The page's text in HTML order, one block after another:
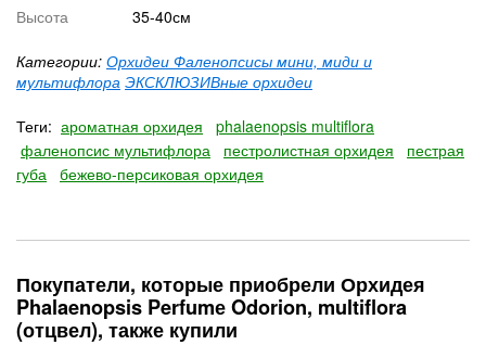
Высота
35-40см
Категории: Орхидеи Фаленопсисы мини, миди и
мультифлора ЭКСКЛЮЗИВные орхидеи
Теги: ароматная орхидея
phalaenopsis multiflora
фаленопсис мультифлора
пестролистная орхидея
пестрая
губа
бежево-персиковая орхидея
Покупатели, которые приобрели Орхидея
Phalaenopsis Perfumе Odorion, multiflora
(отцвел), также купили